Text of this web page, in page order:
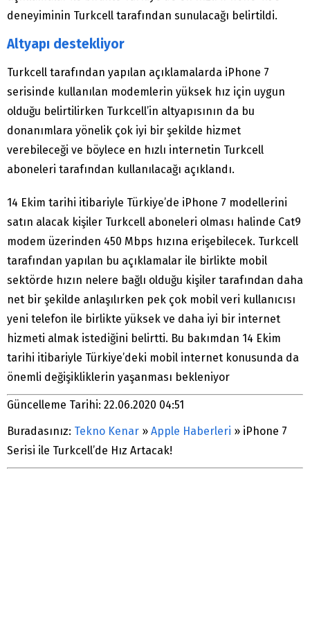
deneyiminin Turkcell tarafından sunulacağı belirtildi.
Altyapı destekliyor
Turkcell tarafından yapılan açıklamalarda iPhone 7
serisinde kullanılan modemlerin yüksek hız için uygun
olduğu belirtilirken Turkcell’in altyapısının da bu
donanımlara yönelik çok iyi bir şekilde hizmet
verebileceği ve böylece en hızlı internetin Turkcell
aboneleri tarafından kullanılacağı açıklandı.
14 Ekim tarihi itibariyle Türkiye’de iPhone 7 modellerini
satın alacak kişiler Turkcell aboneleri olması halinde Cat9
modem üzerinden 450 Mbps hızına erişebilecek. Turkcell
tarafından yapılan bu açıklamalar ile birlikte mobil
sektörde hızın nelere bağlı olduğu kişiler tarafından daha
net bir şekilde anlaşılırken pek çok mobil veri kullanıcısı
yeni telefon ile birlikte yüksek ve daha iyi bir internet
hizmeti almak istediğini belirtti. Bu bakımdan 14 Ekim
tarihi itibariyle Türkiye’deki mobil internet konusunda da
önemli değişikliklerin yaşanması bekleniyor
Güncelleme Tarihi: 22.06.2020 04:51
Buradasınız: Tekno Kenar » Apple Haberleri » iPhone 7
Serisi ile Turkcell’de Hız Artacak!